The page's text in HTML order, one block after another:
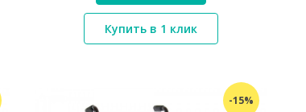
*}
Купить в 1 клик
-15%